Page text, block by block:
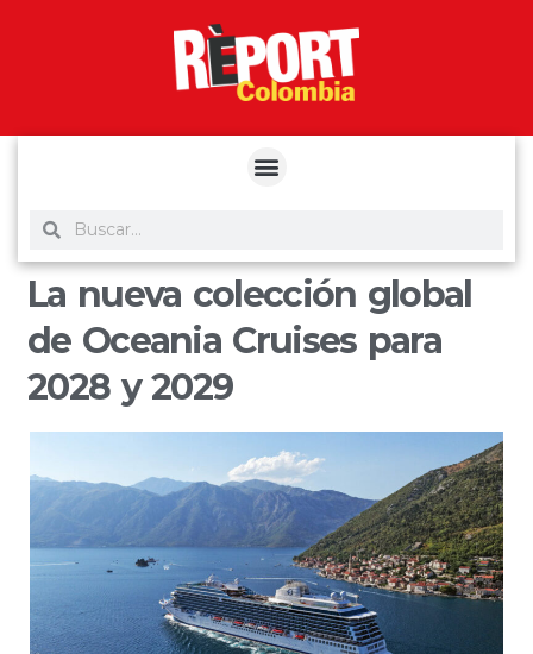
La nueva colección global
de Oceania Cruises para
2028 y 2029